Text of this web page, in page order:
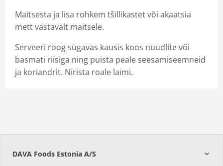
Maitsesta ja lisa rohkem tšillikastet või akaatsia
mett vastavalt maitsele.
Serveeri roog sügavas kausis koos nuudlite või
basmati riisiga ning puista peale seesamiseemneid
ja koriandrit. Nirista roale laimi.
DAVA Foods Estonia A/S